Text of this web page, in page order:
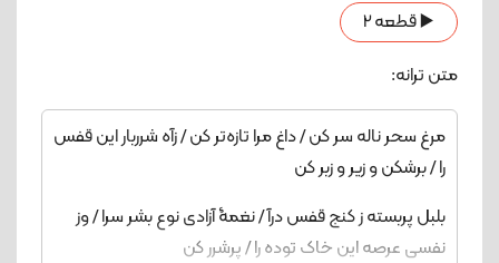
مرا مچین / جانب‌ عاشق نگه‌ ای‌ تازه گل‌ از این
بیشتر کن / مرغ بیدل‌، شرح هجران مختصر مختصر
▶️ قطعه 2
متن ترانه:
مرغ سحر ناله سر کن / داغ مرا تازه‌تر کن / زآه شرربار این قفس
را / برشکن و زیر و زبر کن
بلبل پربسته ز کنج قفس درآ / نغمۀ آزادی نوع بشر سرا / وز
نفسی عرصه این خاک توده را / پرشرر کن